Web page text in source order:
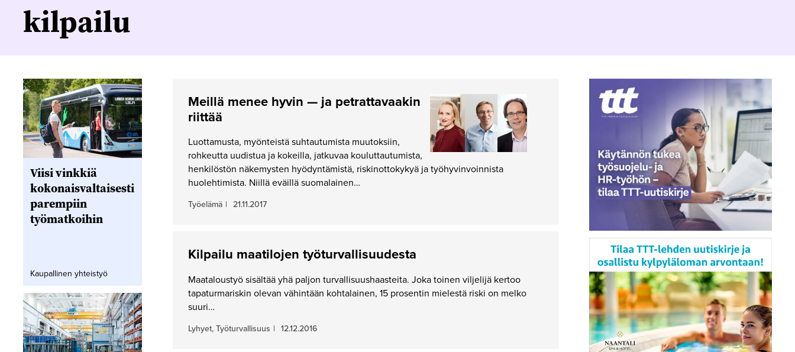
kilpailu
Meillä menee hyvin — ja petrattavaakin
riittää
Luottamusta, myönteistä suhtautumista muutoksiin,
rohkeutta uudistua ja kokeilla, jatkuvaa kouluttautumista,
henkilöstön näkemysten hyödyntämistä, riskinottokykyä ja työhyvinvoinnista
huolehtimista. Niillä eväillä suomalainen…
Työelämä | 21.11.2017
Kilpailu maatilojen työturvallisuudesta
Maataloustyö sisältää yhä paljon turvallisuushaasteita. Joka toinen viljelijä kertoo
tapaturmariskin olevan vähintään kohtalainen, 15 prosentin mielestä riski on melko
suuri…
Lyhyet, Työturvallisuus | 12.12.2016
Viisi vinkkiä
kokonaisvaltaisesti
parempiin
työmatkoihin
Kaupallinen yhteistyö